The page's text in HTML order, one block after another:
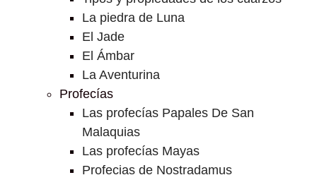
La piedra de Luna
El Jade
El Ámbar
La Aventurina
Profecías
Las profecías Papales De San
Malaquias
Las profecías Mayas
Profecias de Nostradamus